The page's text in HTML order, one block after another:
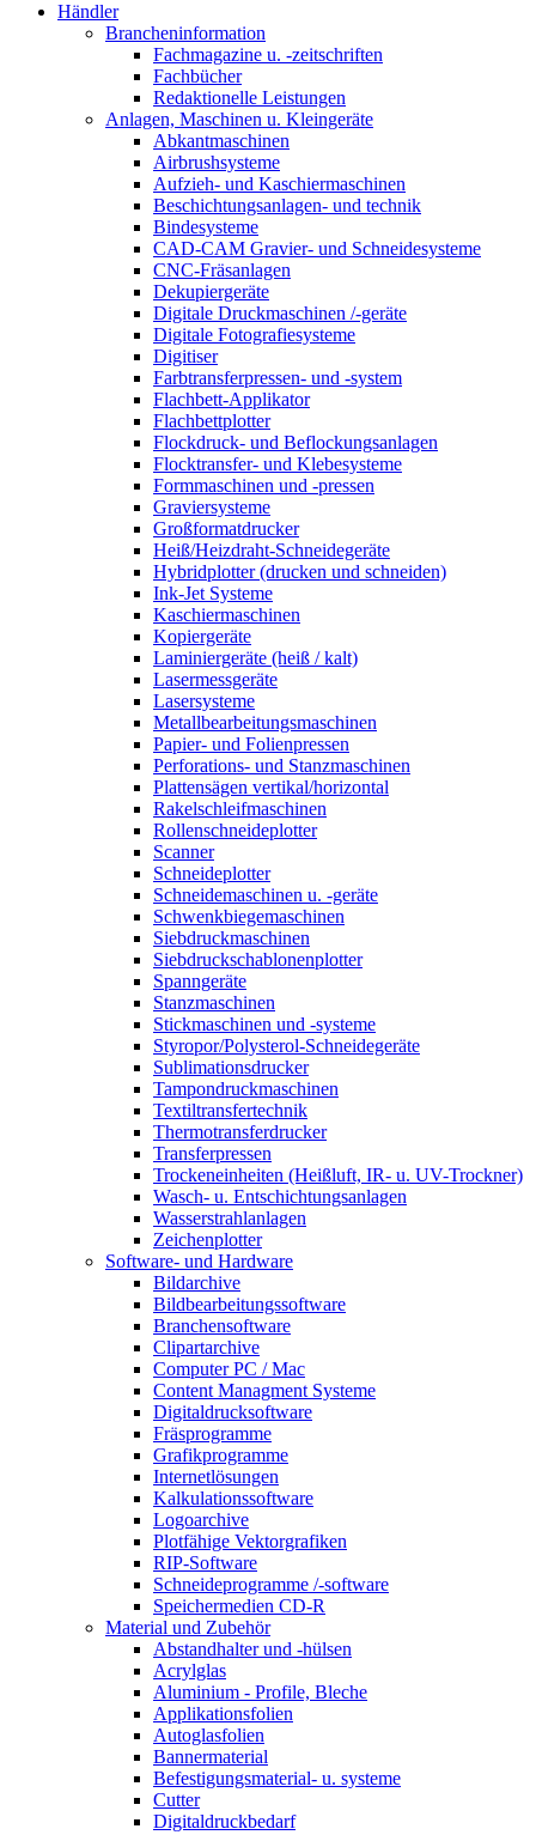
Händler
Brancheninformation
Fachmagazine u. -zeitschriften
Fachbücher
Redaktionelle Leistungen
Anlagen, Maschinen u. Kleingeräte
Abkantmaschinen
Airbrushsysteme
Aufzieh- und Kaschiermaschinen
Beschichtungsanlagen- und technik
Bindesysteme
CAD-CAM Gravier- und Schneidesysteme
CNC-Fräsanlagen
Dekupiergeräte
Digitale Druckmaschinen /-geräte
Digitale Fotografiesysteme
Digitiser
Farbtransferpressen- und -system
Flachbett-Applikator
Flachbettplotter
Flockdruck- und Beflockungsanlagen
Flocktransfer- und Klebesysteme
Formmaschinen und -pressen
Graviersysteme
Großformatdrucker
Heiß/Heizdraht-Schneidegeräte
Hybridplotter (drucken und schneiden)
Ink-Jet Systeme
Kaschiermaschinen
Kopiergeräte
Laminiergeräte (heiß / kalt)
Lasermessgeräte
Lasersysteme
Metallbearbeitungsmaschinen
Papier- und Folienpressen
Perforations- und Stanzmaschinen
Plattensägen vertikal/horizontal
Rakelschleifmaschinen
Rollenschneideplotter
Scanner
Schneideplotter
Schneidemaschinen u. -geräte
Schwenkbiegemaschinen
Siebdruckmaschinen
Siebdruckschablonenplotter
Spanngeräte
Stanzmaschinen
Stickmaschinen und -systeme
Styropor/Polysterol-Schneidegeräte
Sublimationsdrucker
Tampondruckmaschinen
Textiltransfertechnik
Thermotransferdrucker
Transferpressen
Trockeneinheiten (Heißluft, IR- u. UV-Trockner)
Wasch- u. Entschichtungsanlagen
Wasserstrahlanlagen
Zeichenplotter
Software- und Hardware
Bildarchive
Bildbearbeitungssoftware
Branchensoftware
Clipartarchive
Computer PC / Mac
Content Managment Systeme
Digitaldrucksoftware
Fräsprogramme
Grafikprogramme
Internetlösungen
Kalkulationssoftware
Logoarchive
Plotfähige Vektorgrafiken
RIP-Software
Schneideprogramme /-software
Speichermedien CD-R
Material und Zubehör
Abstandhalter und -hülsen
Acrylglas
Aluminium - Profile, Bleche
Applikationsfolien
Autoglasfolien
Bannermaterial
Befestigungsmaterial- u. systeme
Cutter
Digitaldruckbedarf